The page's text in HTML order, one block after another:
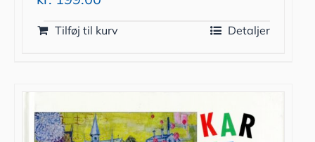
Tilføj til kurv Detaljer